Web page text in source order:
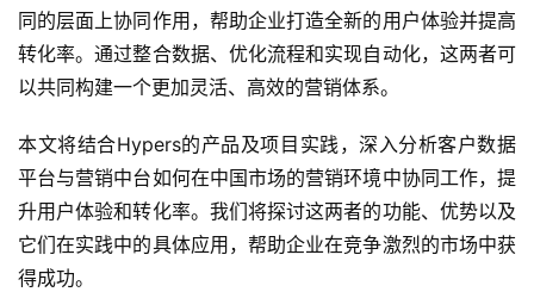
同的层面上协同作用，帮助企业打造全新的用户体验并提高
转化率。通过整合数据、优化流程和实现自动化，这两者可
以共同构建一个更加灵活、高效的营销体系。
本文将结合Hypers的产品及项目实践，深入分析客户数据
平台与营销中台如何在中国市场的营销环境中协同工作，提
升用户体验和转化率。我们将探讨这两者的功能、优势以及
它们在实践中的具体应用，帮助企业在竞争激烈的市场中获
得成功。